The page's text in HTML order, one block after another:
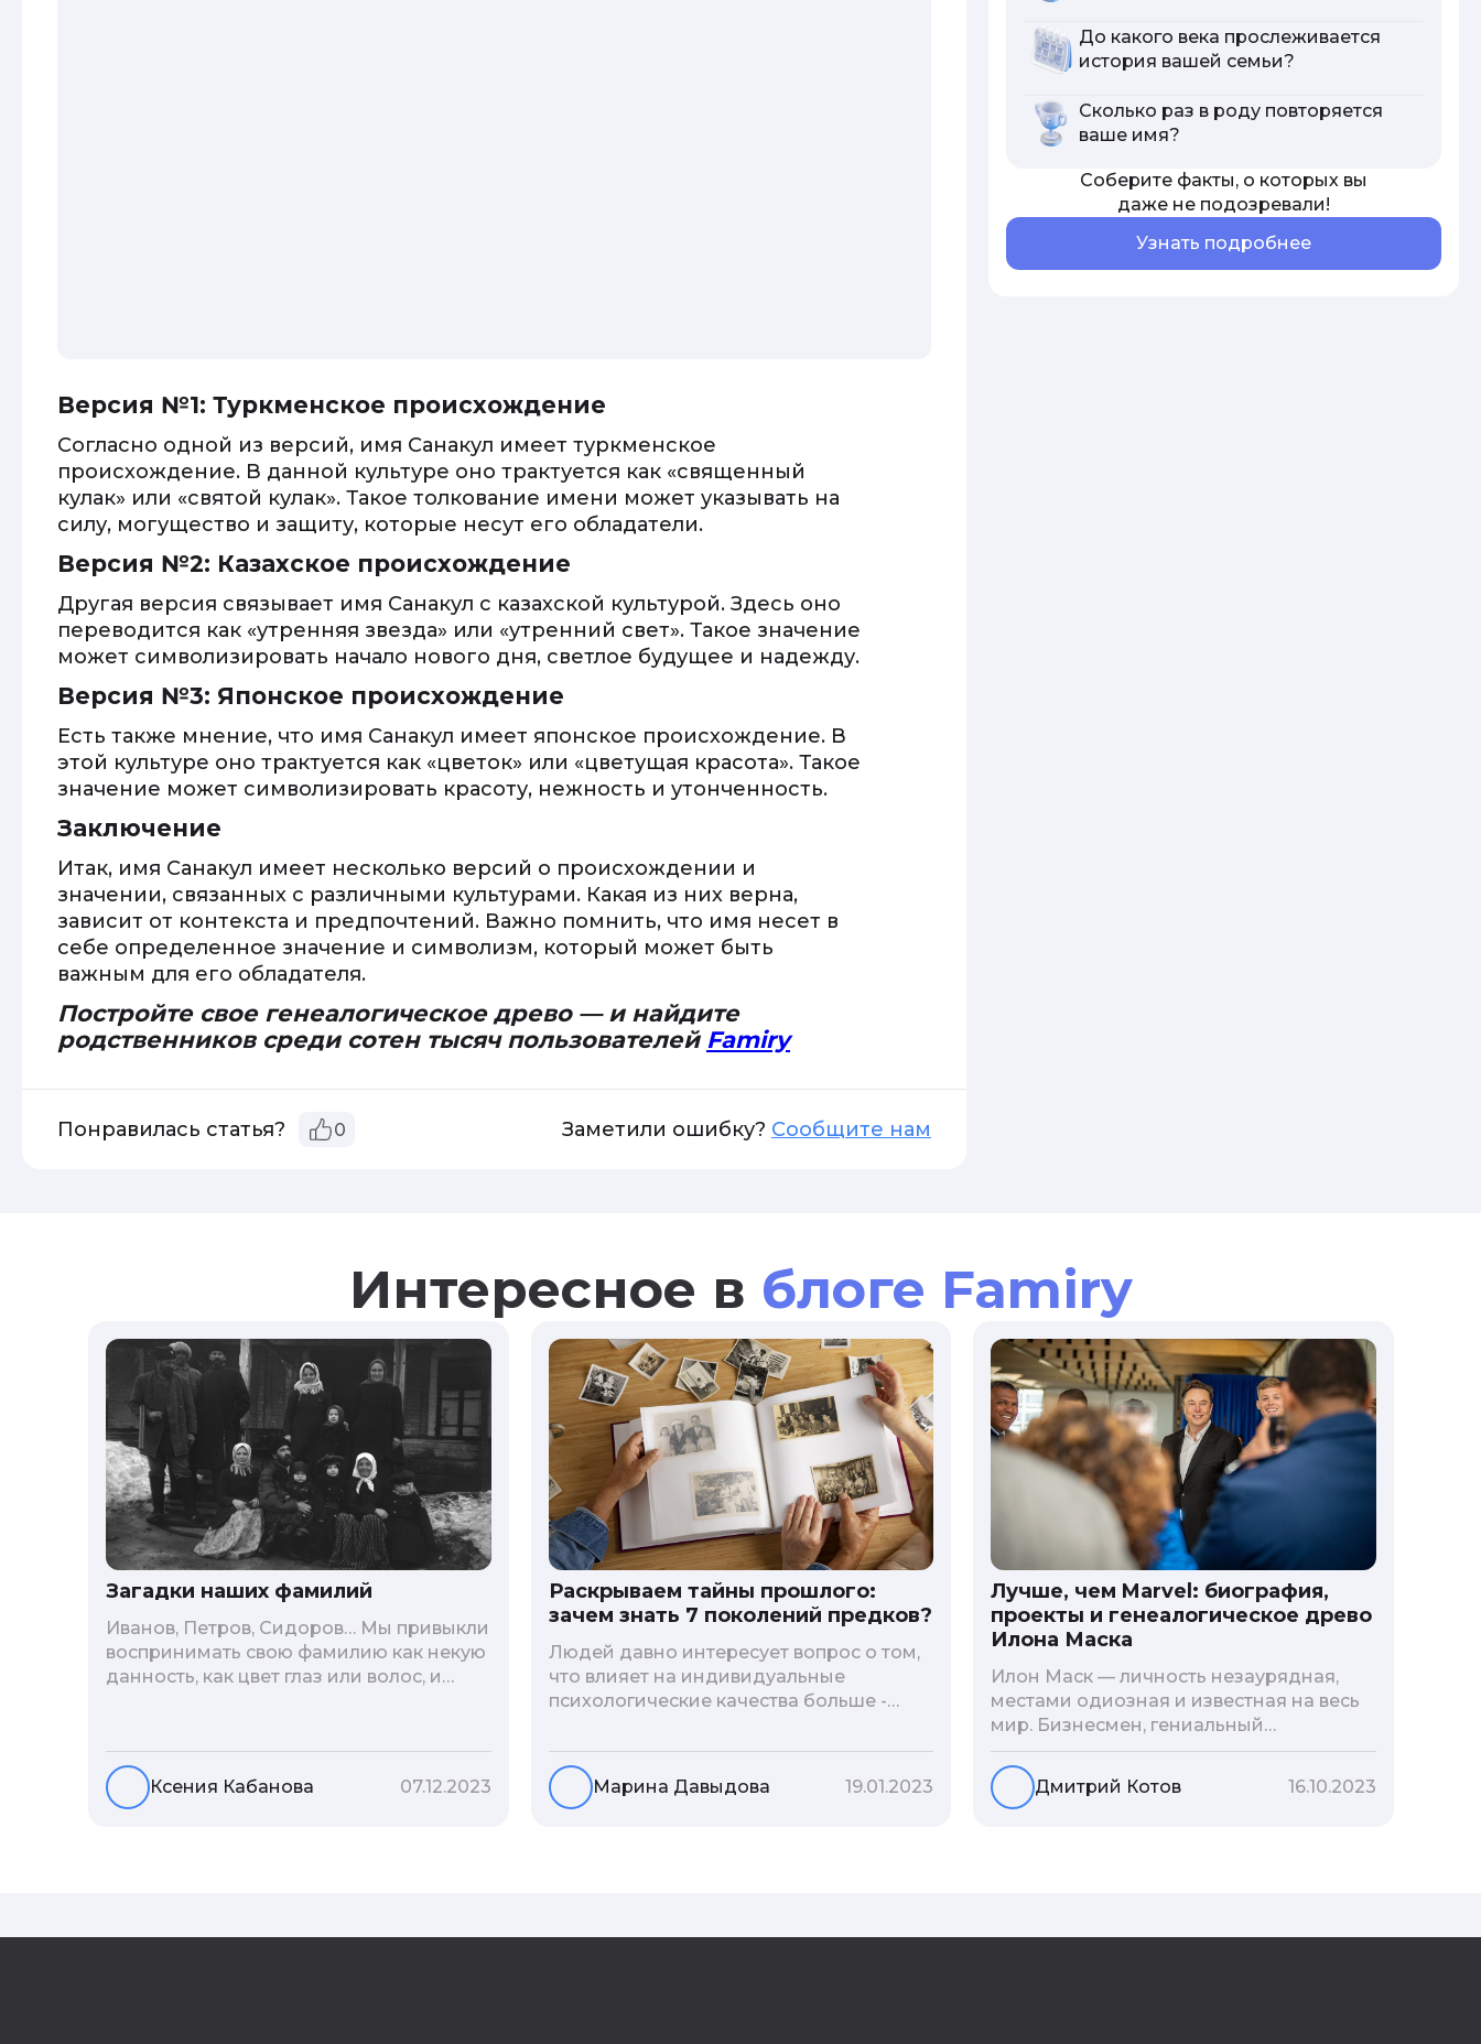
Версия №1: Туркменское происхождение
Согласно одной из версий, имя Санакул имеет туркменское
происхождение. В данной культуре оно трактуется как «священный
кулак» или «святой кулак». Такое толкование имени может указывать на
силу, могущество и защиту, которые несут его обладатели.
Версия №2: Казахское происхождение
Другая версия связывает имя Санакул с казахской культурой. Здесь оно
переводится как «утренняя звезда» или «утренний свет». Такое значение
может символизировать начало нового дня, светлое будущее и надежду.
Версия №3: Японское происхождение
Есть также мнение, что имя Санакул имеет японское происхождение. В
этой культуре оно трактуется как «цветок» или «цветущая красота». Такое
значение может символизировать красоту, нежность и утонченность.
Заключение
Итак, имя Санакул имеет несколько версий о происхождении и
значении, связанных с различными культурами. Какая из них верна,
зависит от контекста и предпочтений. Важно помнить, что имя несет в
себе определенное значение и символизм, который может быть
важным для его обладателя.
Постройте свое генеалогическое древо — и найдите
родственников среди сотен тысяч пользователей Famiry
Понравилась статья? 0 Заметили ошибку? Сообщите нам
До какого века прослеживается
история вашей семьи?
Сколько раз в роду повторяется
ваше имя?
Соберите факты, о которых вы
даже не подозревали!
Узнать подробнее
Интересное в блоге Famiry
Загадки наших фамилий
Иванов, Петров, Сидоров… Мы привыкли
воспринимать свою фамилию как некую
данность, как цвет глаз или волос, и
неблагозвучной или, наоборот,
«дворянской» фамилией, и какие
секреты она может раскрыть о судьбе
Ксения Кабанова 07.12.2023
Раскрываем тайны прошлого:
зачем знать 7 поколений предков?
Людей давно интересует вопрос о том,
что влияет на индивидуальные
психологические качества больше -
человека. В астрологической практике
существует понятие геноскоп - влияние
семи поколений предков на судьбу
Марина Давыдова 19.01.2023
Лучше, чем Marvel: биография,
проекты и генеалогическое древо
Илона Маска
Илон Маск — личность незаурядная,
местами одиозная и известная на весь
мир. Бизнесмен, гениальный
изобретатель и миллиардер, живой
прообраз экранного Железного
человека — настоящий супергерой в
поделиться с читателями блога фактами
Дмитрий Котов 16.10.2023